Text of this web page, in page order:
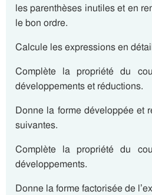
les parenthèses inutiles et en
le bon ordre.
Calcule les expressions en
Complète la propriété du
développements et réductions.
Donne la forme développée et
suivantes.
Complète la propriété du
développements.
Donne la forme factorisée de